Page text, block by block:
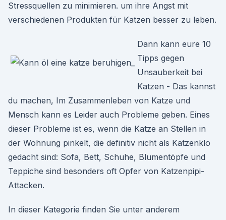
Stressquellen zu minimieren. um ihre Angst mit
verschiedenen Produkten für Katzen besser zu leben.
Dann kann eure 10
Tipps gegen
Unsauberkeit bei
Katzen - Das kannst
du machen, Im Zusammenleben von Katze und
Mensch kann es Leider auch Probleme geben. Eines
dieser Probleme ist es, wenn die Katze an Stellen in
der Wohnung pinkelt, die definitiv nicht als Katzenklo
gedacht sind: Sofa, Bett, Schuhe, Blumentöpfe und
Teppiche sind besonders oft Opfer von Katzenpipi-
Attacken.
In dieser Kategorie finden Sie unter anderem